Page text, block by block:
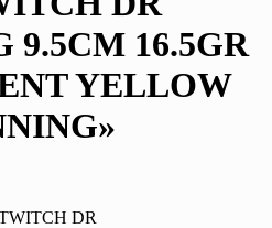
9.5CM 16.5GR
YELLOW
DR